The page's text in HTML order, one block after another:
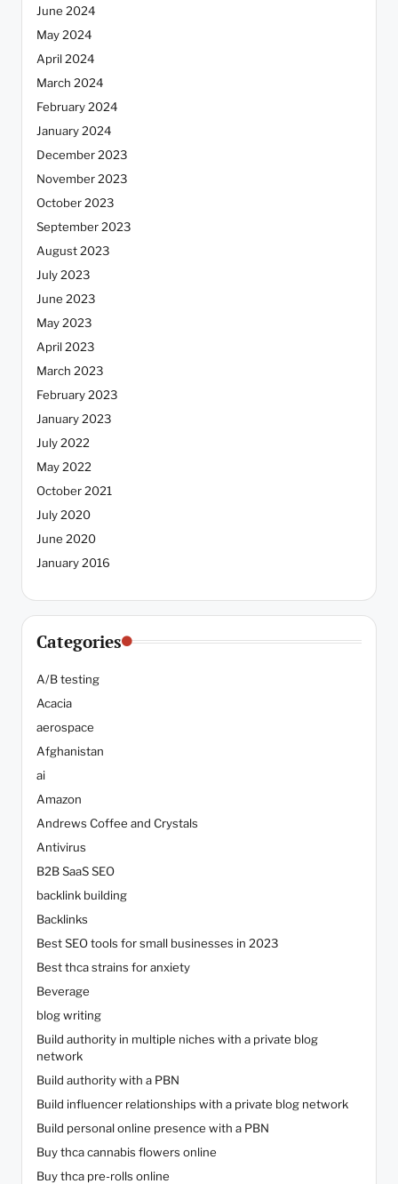
June 2024
May 2024
April 2024
March 2024
February 2024
January 2024
December 2023
November 2023
October 2023
September 2023
August 2023
July 2023
June 2023
May 2023
April 2023
March 2023
February 2023
January 2023
July 2022
May 2022
October 2021
July 2020
June 2020
January 2016
Categories
A/B testing
Acacia
aerospace
Afghanistan
ai
Amazon
Andrews Coffee and Crystals
Antivirus
B2B SaaS SEO
backlink building
Backlinks
Best SEO tools for small businesses in 2023
Best thca strains for anxiety
Beverage
blog writing
Build authority in multiple niches with a private blog
network
Build authority with a PBN
Build influencer relationships with a private blog network
Build personal online presence with a PBN
Buy thca cannabis flowers online
Buy thca pre-rolls online